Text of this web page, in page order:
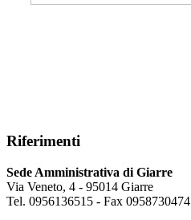
Riferimenti
Sede Amministrativa di Giarre
Via Veneto, 4 - 95014 Giarre
Tel. 0956136515 - Fax 0958730474